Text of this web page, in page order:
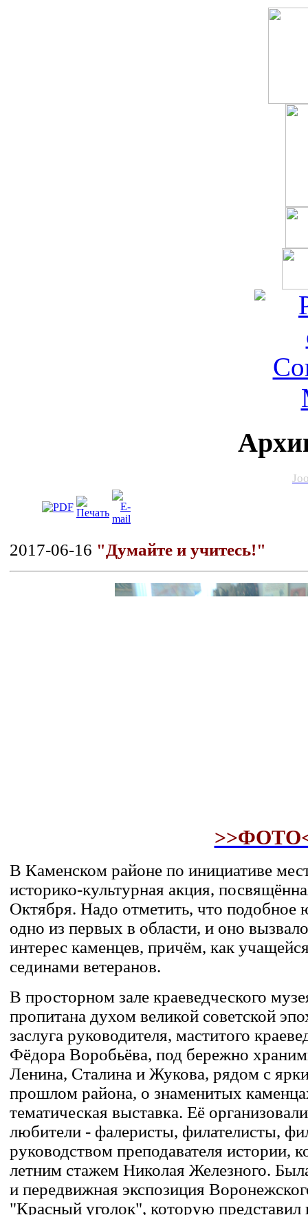
2017-06-16 "Думайте и учитесь!"
В Каменском районе по инициативе
историко-культурная акция,
Октября. Надо отметить, что подобное
одно из первых в области, и оно
интерес каменцев, причём, как
сединами ветеранов.
В просторном зале краеведческого
пропитана духом великой советской
заслуга руководителя, маститого
Фёдора Воробьёва, под бережно
Ленина, Сталина и Жукова, рядом с
прошлом района, о знаменитых
тематическая выставка. Её
любители - фалеристы, филателисты,
руководством преподавателя истории,
летним стажем Николая Железного.
и передвижная экспозиция
"Красный уголок", которую